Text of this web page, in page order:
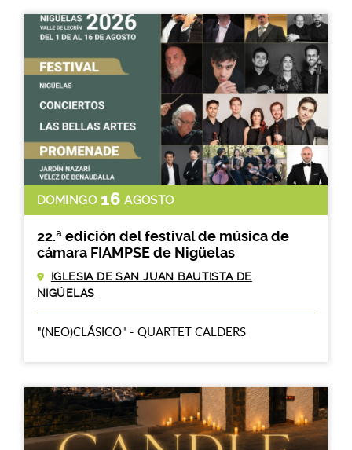
DOMINGO 16 AGOSTO
IGLESIA DE SAN JUAN BAUTISTA DE
NIGÜELAS
22.ª edición del festival de música de
cámara FIAMPSE de Nigüelas
"(NEO)CLÁSICO" - QUARTET CALDERS